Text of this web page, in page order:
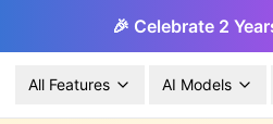
🎉 Celebrate 2
All Features AI Models